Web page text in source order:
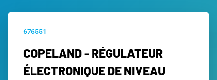
676551
COPELAND - RÉGULATEUR
ÉLECTRONIQUE DE NIVEAU